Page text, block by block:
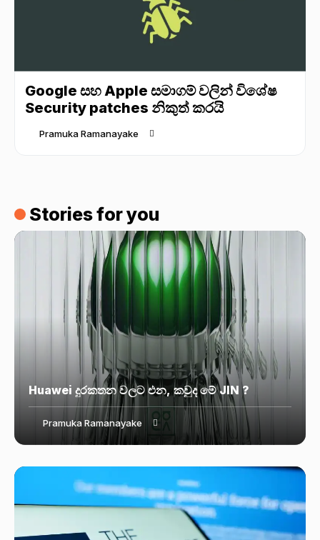
Google සහ Apple සමාගම් වලින් විශේෂ
Security patches නිකුත් කරයි
Pramuka Ramanayake
Stories for you
Huawei දුරකතන වලට එන, කවුද මේ JIN ?
Pramuka Ramanayake